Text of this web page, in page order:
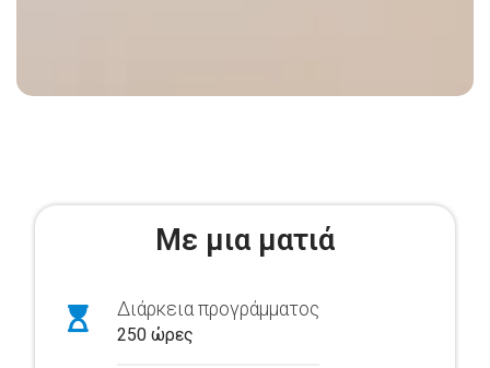
Με μια ματιά
Διάρκεια προγράμματος
250 ώρες